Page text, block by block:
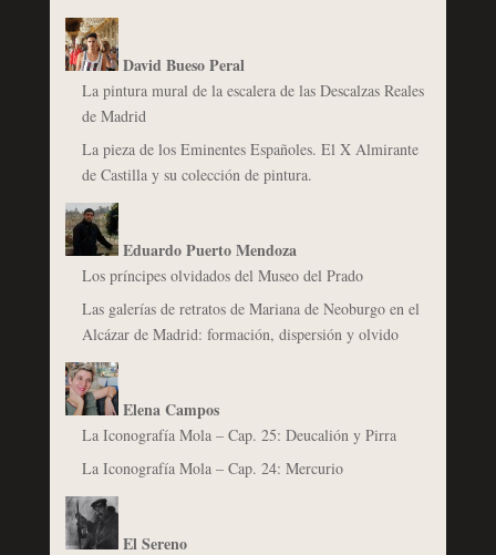
David Bueso Peral
La pintura mural de la escalera de las Descalzas Reales
de Madrid
La pieza de los Eminentes Españoles. El X Almirante
de Castilla y su colección de pintura.
Eduardo Puerto Mendoza
Los príncipes olvidados del Museo del Prado
Las galerías de retratos de Mariana de Neoburgo en el
Alcázar de Madrid: formación, dispersión y olvido
Elena Campos
La Iconografía Mola – Cap. 25: Deucalión y Pirra
La Iconografía Mola – Cap. 24: Mercurio
El Sereno